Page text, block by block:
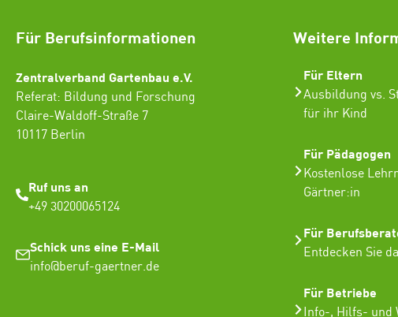
Für Berufsinformationen
Zentralverband Gartenbau e.V.
Referat: Bildung und Forschung
Claire-Waldoff-Straße 7
10117 Berlin
Ruf uns an
+49 30200065124
Schick uns eine E-Mail
info@beruf-gaertner.de
Weitere
Für Eltern
Ausbildung vs.
für ihr Kind
Für Pädagogen
Kostenlose
Gärtner:in
Für
Entdecken Sie
Für Betriebe
Info-, Hilfs- und